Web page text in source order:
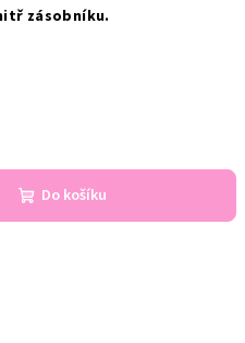
zásobníku.
Do košíku